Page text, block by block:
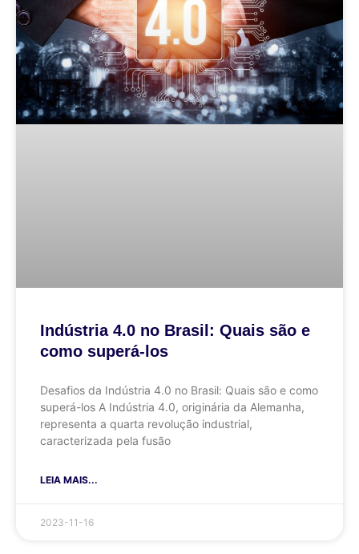
Indústria 4.0 no Brasil: Quais são e
como superá-los
Desafios da Indústria 4.0 no Brasil: Quais são e como
superá-los A Indústria 4.0, originária da Alemanha,
representa a quarta revolução industrial,
caracterizada pela fusão
LEIA MAIS...
2023-11-16